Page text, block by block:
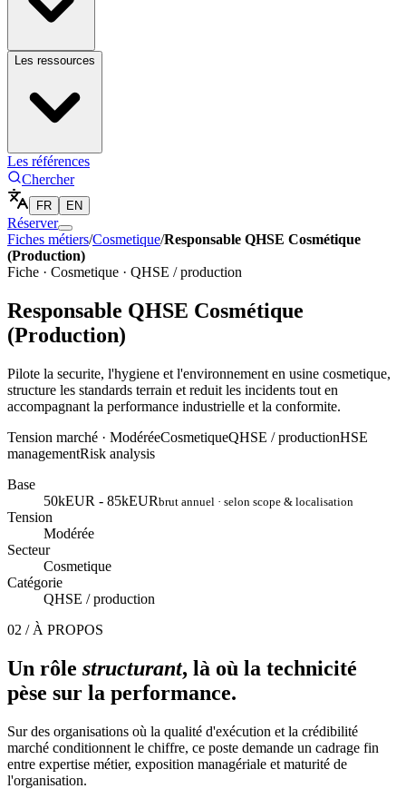
Les ressources
Les références
Chercher
FR EN
Réserver
Fiches métiers/Cosmetique/Responsable QHSE Cosmétique
(Production)
Fiche · Cosmetique · QHSE / production
Responsable QHSE Cosmétique
(Production)
Pilote la securite, l'hygiene et l'environnement en usine cosmetique,
structure les standards terrain et reduit les incidents tout en
accompagnant la performance industrielle et la conformite.
Tension marché · ModéréeCosmetiqueQHSE / productionHSE
managementRisk analysis
Base
50kEUR - 85kEURbrut annuel · selon scope & localisation
Tension
Modérée
Secteur
Cosmetique
Catégorie
QHSE / production
02 / À PROPOS
Un rôle structurant, là où la technicité
pèse sur la performance.
Sur des organisations où la qualité d'exécution et la crédibilité
marché conditionnent le chiffre, ce poste demande un cadrage fin
entre expertise métier, exposition managériale et maturité de
l'organisation.